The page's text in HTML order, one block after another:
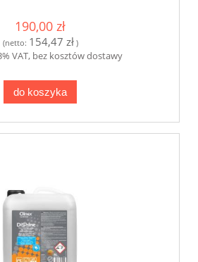
190,00 zł
(netto: 154,47 zł)
VAT, bez kosztów dostawy
do koszyka